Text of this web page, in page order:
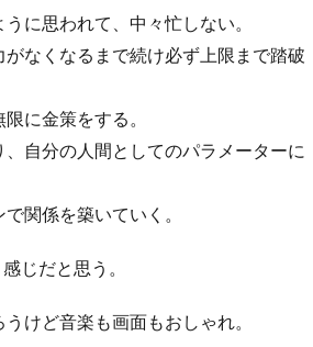
に思われて、中々忙しない。
なくなるまで続け必ず上限まで踏破
に金策をする。
自分の人間としてのパラメーターに
関係を築いていく。
じだと思う。
けど音楽も画面もおしゃれ。